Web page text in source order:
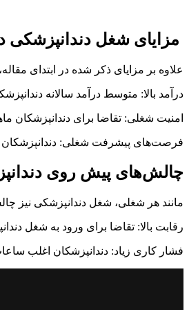
مزایای شغل دندانپزشکی در
علاوه بر مزایای ذکر شده در ابتدای
درآمد بالا: متوسط درآمد سالانه دندانپزشکان در کانادا
امنیت شغلی: تقاضا برای دندانپزشکان
فرصت‌های پیشرفت شغلی: دندانپزشکان
چالش‌های پیش روی
مانند هر شغلی، شغل دندانپزشکی نیز
رقابت بالا: تقاضا برای ورود به شغل
فشار کاری زیاد: دندانپزشکان اغلب